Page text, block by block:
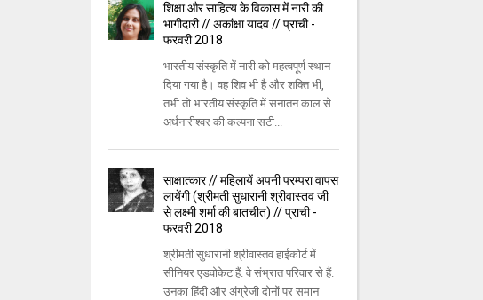
शिक्षा और साहित्य के विकास में नारी की
भागीदारी // अकांक्षा यादव // प्राची -
फरवरी 2018
भारतीय संस्कृति में नारी को महत्वपूर्ण स्थान
दिया गया है। वह शिव भी है और शक्ति भी,
तभी तो भारतीय संस्कृति में सनातन काल से
अर्धनारीश्वर की कल्पना सटी...
साक्षात्कार // महिलायें अपनी परम्परा वापस
लायेंगी (श्रीमती सुधारानी श्रीवास्तव जी
से लक्ष्मी शर्मा की बातचीत) // प्राची -
फरवरी 2018
श्रीमती सुधारानी श्रीवास्तव हाईकोर्ट में
सीनियर एडवोकेट हैं. वे संभ्रात परिवार से हैं.
उनका हिंदी और अंग्रेजी दोनों पर समान